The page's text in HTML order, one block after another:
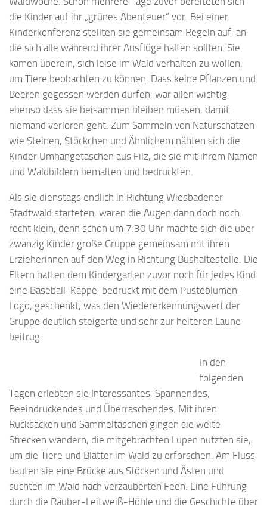
die Kinder auf ihr „grünes Abenteuer“ vor. Bei einer
Kinderkonferenz stellten sie gemeinsam Regeln auf, an
die sich alle während ihrer Ausflüge halten sollten. Sie
kamen überein, sich leise im Wald verhalten zu wollen,
um Tiere beobachten zu können. Dass keine Pflanzen und
Beeren gegessen werden dürfen, war allen wichtig,
ebenso dass sie beisammen bleiben müssen, damit
niemand verloren geht. Zum Sammeln von Naturschätzen
wie Steinen, Stöckchen und Ähnlichem nähten sich die
Kinder Umhängetaschen aus Filz, die sie mit ihrem Namen
und Waldbildern bemalten und bedruckten.
Als sie dienstags endlich in Richtung Wiesbadener
Stadtwald starteten, waren die Augen dann doch noch
recht klein, denn schon um 7:30 Uhr machte sich die über
zwanzig Kinder große Gruppe gemeinsam mit ihren
Erzieherinnen auf den Weg in Richtung Bushaltestelle. Die
Eltern hatten dem Kindergarten zuvor noch für jedes Kind
eine Baseball-Kappe, bedruckt mit dem Pusteblumen-
Logo, geschenkt, was den Wiedererkennungswert der
Gruppe deutlich steigerte und sehr zur heiteren Laune
beitrug.
In den
folgenden
Tagen erlebten sie Interessantes, Spannendes,
Beeindruckendes und Überraschendes. Mit ihren
Rucksäcken und Sammeltaschen gingen sie weite
Strecken wandern, die mitgebrachten Lupen nutzten sie,
um die Tiere und Blätter im Wald zu erforschen. Am Fluss
bauten sie eine Brücke aus Stöcken und Ästen und
suchten im Wald nach verzauberten Feen. Eine Führung
durch die Räuber-Leitweiß-Höhle und die Geschichte über